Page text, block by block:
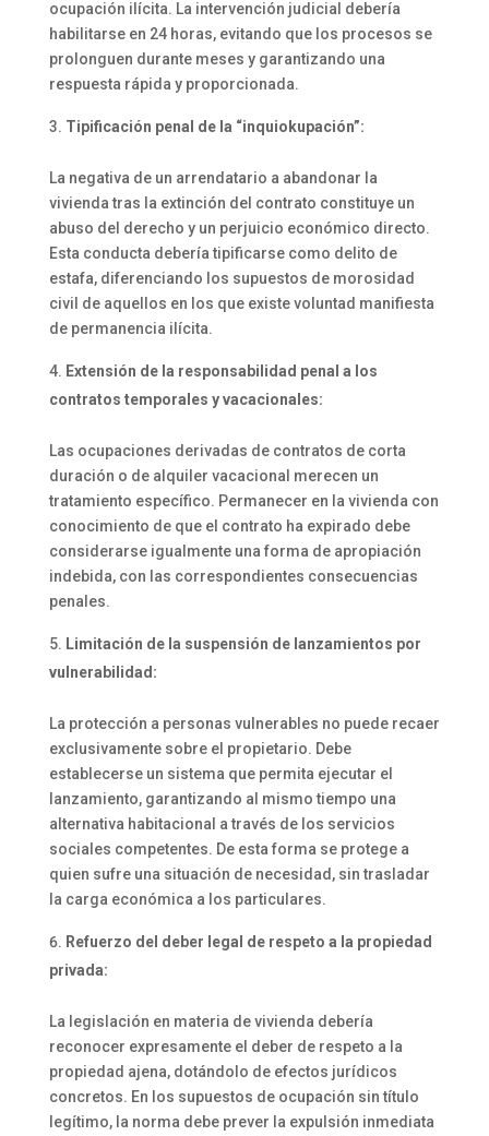
ocupación ilícita. La intervención judicial debería
habilitarse en 24 horas, evitando que los procesos se
prolonguen durante meses y garantizando una
respuesta rápida y proporcionada.
Tipificación penal de la “inquiokupación”:
La negativa de un arrendatario a abandonar la
vivienda tras la extinción del contrato constituye un
abuso del derecho y un perjuicio económico directo.
Esta conducta debería tipificarse como delito de
estafa, diferenciando los supuestos de morosidad
civil de aquellos en los que existe voluntad manifiesta
de permanencia ilícita.
Extensión de la responsabilidad penal a los
contratos temporales y vacacionales:
Las ocupaciones derivadas de contratos de corta
duración o de alquiler vacacional merecen un
tratamiento específico. Permanecer en la vivienda con
conocimiento de que el contrato ha expirado debe
considerarse igualmente una forma de apropiación
indebida, con las correspondientes consecuencias
penales.
Limitación de la suspensión de lanzamientos por
vulnerabilidad:
La protección a personas vulnerables no puede recaer
exclusivamente sobre el propietario. Debe
establecerse un sistema que permita ejecutar el
lanzamiento, garantizando al mismo tiempo una
alternativa habitacional a través de los servicios
sociales competentes. De esta forma se protege a
quien sufre una situación de necesidad, sin trasladar
la carga económica a los particulares.
Refuerzo del deber legal de respeto a la propiedad
privada:
La legislación en materia de vivienda debería
reconocer expresamente el deber de respeto a la
propiedad ajena, dotándolo de efectos jurídicos
concretos. En los supuestos de ocupación sin título
legítimo, la norma debe prever la expulsión inmediata